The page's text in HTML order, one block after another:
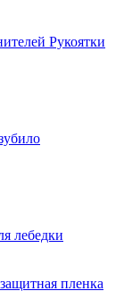
Рукоятки
лебедки